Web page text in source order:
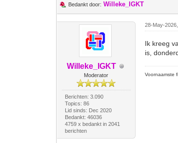
Bedankt door: Willeke_IGKT
Willeke_IGKT
Moderator
Berichten: 3.090
Topics: 86
Lid sinds: Dec 2020
Bedankt: 46036
4759 x bedankt in 2041
berichten
28-May-
Ik kreeg
is,
Voornaamste